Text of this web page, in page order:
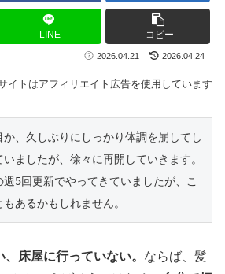
LINE コピー
2026.04.21 2026.04.24
イトはアフィリエイト広告を使用しています
、久しぶりにしっかり体調を崩してし
ましたが、徐々に再開していきます。
5回更新でやってきていましたが、こ
あるかもしれません。
、床屋に行っていない。 ならば、髪